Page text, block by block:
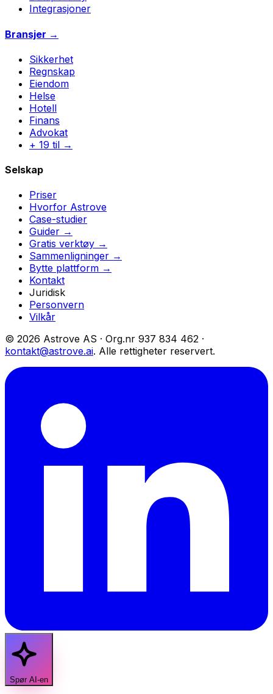
Integrasjoner
Bransjer →
Sikkerhet
Regnskap
Eiendom
Helse
Hotell
Finans
Advokat
+ 19 til →
Selskap
Priser
Hvorfor Astrove
Case-studier
Guider →
Gratis verktøy →
Sammenligninger →
Bytte plattform →
Kontakt
Juridisk
Personvern
Vilkår
© 2026 Astrove AS · Org.nr 937 834 462 ·
kontakt@astrove.ai. Alle rettigheter reservert.
Spør AI-en